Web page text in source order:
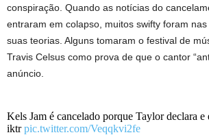
conspiração. Quando as notícias do
entraram em colapso, muitos swifty foram
suas teorias. Alguns tomaram o festival de
Travis Celsus como prova de que o cantor
anúncio.
Kels Jam é cancelado porque Taylor declara
iktrpic.twitter.com/Veqqkvi2fe